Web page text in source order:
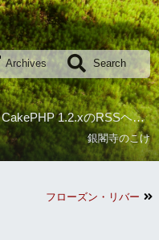
Archives Search
CakePHP 1.2.xのRSSヘル
銀閣寺のこけ
フローズン・リバー